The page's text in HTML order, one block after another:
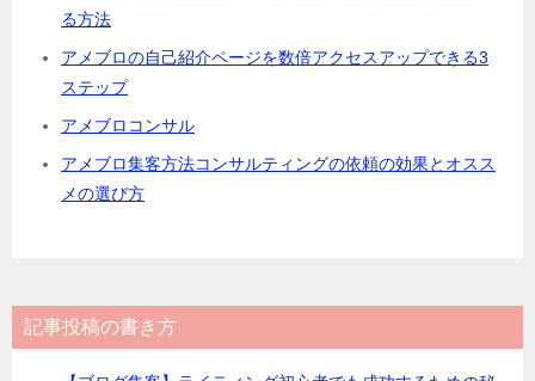
る方法
アメブロの自己紹介ページを数倍アクセスアップできる3
ステップ
アメブロコンサル
アメブロ集客方法コンサルティングの依頼の効果とオスス
メの選び方
記事投稿の書き方